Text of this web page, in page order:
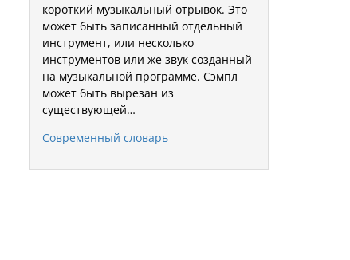
короткий музыкальный отрывок. Это
может быть записанный отдельный
инструмент, или несколько
инструментов или же звук созданный
на музыкальной программе. Сэмпл
может быть вырезан из
существующей…
Современный словарь